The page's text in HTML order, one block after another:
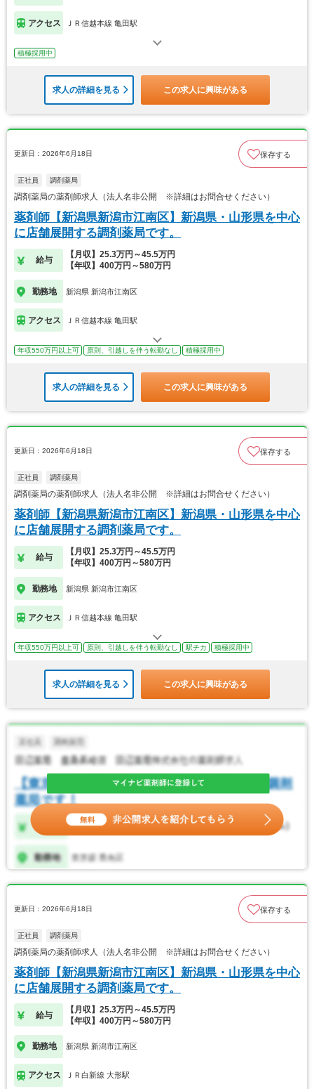
アクセス ＪＲ信越本線 亀田駅
積極採用中
求人の詳細を見る この求人に興味がある
更新日：2026年6月18日 保存する
正社員 調剤薬局
調剤薬局の薬剤師求人（法人名非公開 ※詳細はお問合せください）
薬剤師【新潟県新潟市江南区】新潟県・山形県を中心
に店舗展開する調剤薬局です。
給与
【月収】25.3万円～45.5万円
【年収】400万円～580万円
勤務地 新潟県 新潟市江南区
アクセス ＪＲ信越本線 亀田駅
年収550万円以上可 原則、引越しを伴う転勤なし 積極採用中
求人の詳細を見る この求人に興味がある
更新日：2026年6月18日 保存する
正社員 調剤薬局
調剤薬局の薬剤師求人（法人名非公開 ※詳細はお問合せください）
薬剤師【新潟県新潟市江南区】新潟県・山形県を中心
に店舗展開する調剤薬局です。
給与
【月収】25.3万円～45.5万円
【年収】400万円～580万円
勤務地 新潟県 新潟市江南区
アクセス ＪＲ信越本線 亀田駅
年収550万円以上可 原則、引越しを伴う転勤なし 駅チカ 積極採用中
求人の詳細を見る この求人に興味がある
更新日：2026年6月18日 保存する
正社員 調剤薬局
調剤薬局の薬剤師求人（法人名非公開 ※詳細はお問合せください）
薬剤師【新潟県新潟市江南区】新潟県・山形県を中心
に店舗展開する調剤薬局です。
給与
【月収】25.3万円～45.5万円
【年収】400万円～580万円
勤務地 新潟県 新潟市江南区
アクセス ＪＲ白新線 大形駅